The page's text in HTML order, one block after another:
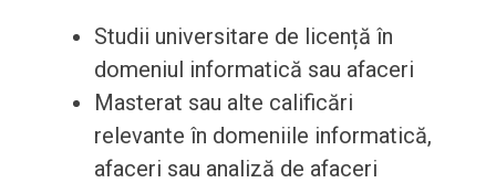
Studii universitare de licență în
domeniul informatică sau afaceri
Masterat sau alte calificări
relevante în domeniile informatică,
afaceri sau analiză de afaceri